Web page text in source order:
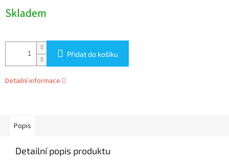
Skladem
Přidat do košíku
Detailní informace
Popis
Detailní popis produktu